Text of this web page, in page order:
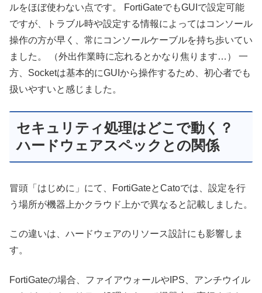
ルをほぼ使わない点です。 FortiGateでもGUIで設定可能
ですが、トラブル時や設定する情報によってはコンソール
操作の方が早く、常にコンソールケーブルを持ち歩いてい
ました。 （外出作業時に忘れるとかなり焦ります…） 一
方、Socketは基本的にGUIから操作するため、初心者でも
扱いやすいと感じました。
セキュリティ処理はどこで動く？
ハードウェアスペックとの関係
冒頭「はじめに」にて、FortiGateとCatoでは、設定を行
う場所が機器上かクラウド上かで異なると記載しました。
この違いは、ハードウェアのリソース設計にも影響しま
す。
FortiGateの場合、ファイアウォールやIPS、アンチウイル